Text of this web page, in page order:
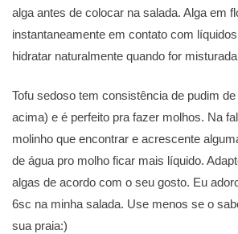
alga antes de colocar na salada. Alga em
instantaneamente em contato com
hidratar naturalmente quando for
Tofu sedoso tem consistência de pudim
acima) e é perfeito pra fazer molhos. Na
molinho que encontrar e acrescente
de água pro molho ficar mais líquido.
algas de acordo com o seu gosto. Eu
6sc na minha salada. Use menos se o
sua praia:)